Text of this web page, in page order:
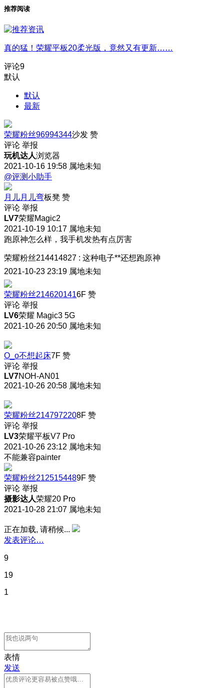
推荐阅读
真的猛！荣耀平板20柔光版，竟然又有更新……
评论9
默认
默认
最新
荣耀粉丝96994344沙发 赞
评论 举报
玩机达人浏览器
2021-10-16 19:58 属地未知
@评测小助手
月儿月儿弯板凳 赞
评论 举报
LV7荣耀Magic2
2021-10-19 10:17 属地未知
跑原神怎么样，我手机发热有点厉害
荣耀粉丝214414827 : 这种电子**还想跑原神
2021-10-23 23:19 属地未知
荣耀粉丝2146201416F 赞
评论 举报
LV6荣耀 Magic3 5G
2021-10-26 20:50 属地未知
O_o不想起床7F 赞
评论 举报
LV7NOH-AN01
2021-10-26 20:58 属地未知
荣耀粉丝2147972208F 赞
评论 举报
LV3荣耀平板V7 Pro
2021-10-26 23:12 属地未知
不能兼容painter
荣耀粉丝2125154489F 赞
评论 举报
摄影达人荣耀20 Pro
2021-10-28 21:07 属地未知
正在加载, 请稍候...
发表评论…
9
19
1
表情
发送